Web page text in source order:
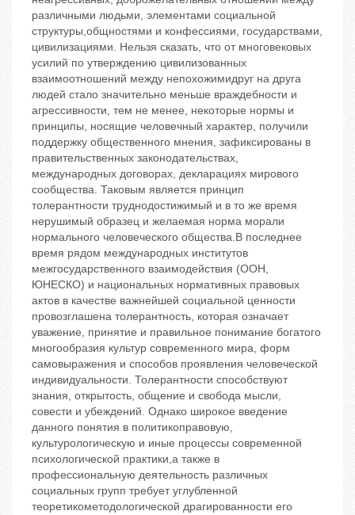
различными людьми, элементами социальной
структуры,общностями и конфессиями, государствами,
цивилизациями. Нельзя сказать, что от многовековых
усилий по утверждению цивилизованных
взаимоотношений между непохожимидруг на друга
людей стало значительно меньше враждебности и
агрессивности, тем не менее, некоторые нормы и
принципы, носящие человечный характер, получили
поддержку общественного мнения, зафиксированы в
правительственных законодательствах,
международных договорах, декларациях мирового
сообщества. Таковым является принцип
толерантности ‬труднодостижимый и в то же время
нерушимый образец и желаемая норма морали
нормального человеческого общества.В последнее
время рядом международных институтов
межгосударственного взаимодействия (ООН,
ЮНЕСКО) и национальных нормативных правовых
актов в качестве важнейшей социальной ценности
провозглашена толерантность, которая означает
уважение, принятие и правильное понимание богатого
многообразия культур современного мира, форм
самовыражения и способов проявления человеческой
индивидуальности. Толерантности способствуют
знания, открытость, общение и свобода мысли,
совести и убеждений. Однако широкое введение
данного понятия в политикоправовую,
культурологическую и иные процессы современной
психологической практики,а также в
профессиональную деятельность различных
социальных групп требует углубленной
теоретикометодологической драгированности его